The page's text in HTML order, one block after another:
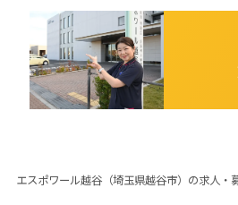
エスポワール越谷（埼玉県越谷市）の求人・